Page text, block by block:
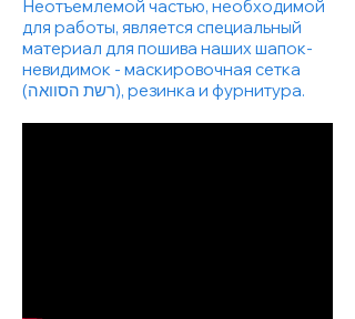
Неотъемлемой частью, необходимой
для работы, является специальный
материал для пошива наших шапок-
невидимок - маскировочная сетка
(רשת הסוואה), резинка и фурнитура.